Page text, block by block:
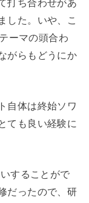
した。いや、こ
ーマの頭合わ
がらもどうにか
自体は終始ソワ
ても良い経験に
することがで
だったので、研